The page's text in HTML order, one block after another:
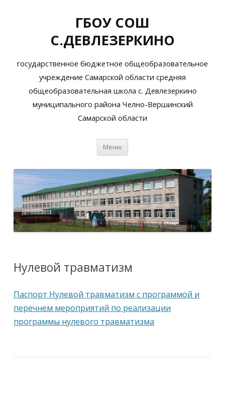
ГБОУ СОШ
С.ДЕВЛЕЗЕРКИНО
государственное бюджетное общеобразовательное
учреждение Самарской области средняя
общеобразовательная школа с. Девлезеркино
муниципального района Челно-Вершинский
Самарской области
Меню
Нулевой травматизм
Паспорт Нулевой травматизм с программой и
перечнем мероприятий по реализации
программы нулевого травматизма